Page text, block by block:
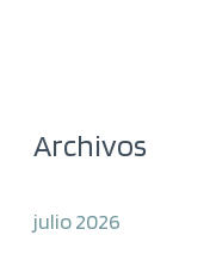
Archivos
julio 2026